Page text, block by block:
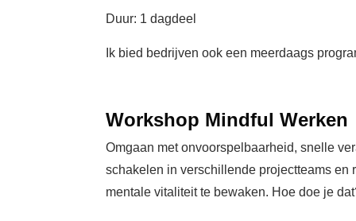
Duur: 1 dagdeel
Ik bied bedrijven ook een meerdaags
Workshop Mindful Werken
Omgaan met onvoorspelbaarheid, snelle
schakelen in verschillende projectteams
mentale vitaliteit te bewaken. Hoe doe je